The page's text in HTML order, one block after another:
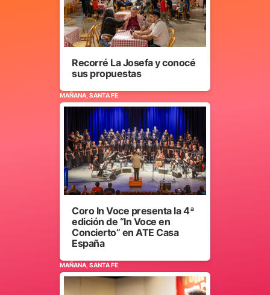
Recorré La Josefa y conocé
sus propuestas
MAÑANA, SANTA FE
Coro In Voce presenta la 4ª
edición de “In Voce en
Concierto” en ATE Casa
España
MAÑANA, SANTA FE